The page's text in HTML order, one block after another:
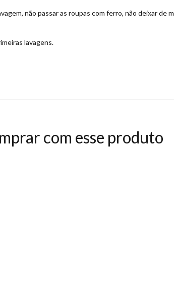
não passar as roupas com ferro, não deixar de
lavagens.
com esse produto